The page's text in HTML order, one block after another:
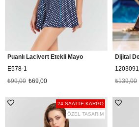
Puanlı Lacivert Etekli Mayo
E578-1
₺69,00
₺99,00
1203091
₺139,00
24 SAATTE KARGO
ÖZEL TASARIM